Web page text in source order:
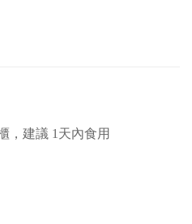
，建議 1天內食用